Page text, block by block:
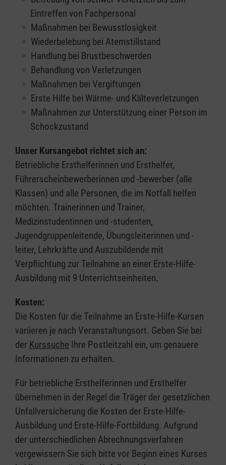
Eintreffen von Fachpersonal
Maßnahmen bei Bewusstlosigkeit
Wiederbelebung bei Atemstillstand
Handlung bei Brustbeschwerden
Behandlung von Verletzungen
Maßnahmen bei Vergiftungen
Erste Hilfe bei Wärme- und Kälteverletzungen
Maßnahmen zur Unterstützung einer Person im
Schockzustand
Unser Kursangebot richtet sich an:
Betriebliche Ersthelferinnen und Ersthelfer,
Führerscheinbewerberinnen und -bewerber (alle
Klassen) und alle Personen, die im Notfall helfen
möchten. Trainerinnen und Trainer,
Medizinstudentinnen und -studenten,
Jugendgruppenleitende, Übungsleiterinnen und -
leiter, Lehrkräfte und Auszubildende mit
Verpflichtung zur Teilnahme an einer Erste-Hilfe-
Ausbildung mit 9 Unterrichtseinheiten.
Kosten:
Die Kosten für die Teilnahme an Erste-Hilfe-Kursen
variieren je nach Veranstaltungsort. Geben Sie bei
der Kurssuche Ihre Postleitzahl ein, um genauere
Informationen zu erhalten.
Für betriebliche Ersthelferinnen und Ersthelfer
übernehmen in der Regel die Träger der gesetzlichen
Unfallversicherung die Kosten der Erste-Hilfe-
Ausbildung und Erste-Hilfe-Fortbildung. Aufgrund
der unterschiedlichen Abrechnungsverfahren
vergewissern Sie sich bitte vor Beginn eines Kurses